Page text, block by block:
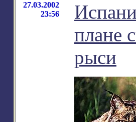
27.03.2002
23:56
плане
рыси